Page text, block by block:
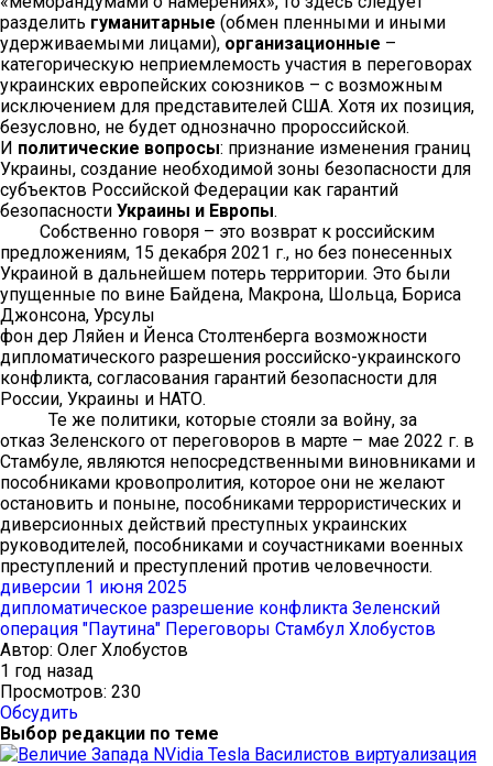
разделить гуманитарные (обмен пленными и иными
удерживаемыми лицами), организационные –
категорическую неприемлемость участия в переговорах
украинских европейских союзников – с возможным
исключением для представителей США. Хотя их позиция,
безусловно, не будет однозначно пророссийской.
И политические вопросы: признание изменения границ
Украины, создание необходимой зоны безопасности для
субъектов Российской Федерации как гарантий
безопасности Украины и Европы.
Собственно говоря – это возврат к российским
предложениям, 15 декабря 2021 г., но без понесенных
Украиной в дальнейшем потерь территории. Это были
упущенные по вине Байдена, Макрона, Шольца, Бориса
Джонсона, Урсулы
фон дер Ляйен и Йенса Столтенберга возможности
дипломатического разрешения российско-украинского
конфликта, согласования гарантий безопасности для
России, Украины и НАТО.
Те же политики, которые стояли за войну, за
отказ Зеленского от переговоров в марте – мае 2022 г. в
Стамбуле, являются непосредственными виновниками и
пособниками кровопролития, которое они не желают
остановить и поныне, пособниками террористических и
диверсионных действий преступных украинских
руководителей, пособниками и соучастниками военных
преступлений и преступлений против человечности.
диверсии 1 июня 2025
дипломатическое разрешение конфликта Зеленский
операция "Паутина" Переговоры Стамбул Хлобустов
Автор: Олег Хлобустов
1 год назад
Просмотров: 230
Обсудить
Выбор редакции по теме
NVidia Tesla Василистов виртуализация